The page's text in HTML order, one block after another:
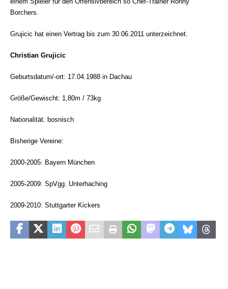
Borchers.
Grujicic hat einen Vertrag bis zum 30.06.2011 unterzeichnet.
Christian Grujicic
Geburtsdatum/-ort: 17.04.1988 in Dachau
Größe/Gewischt: 1,80m / 73kg
Nationalität: bosnisch
Bisherige Vereine:
2000-2005: Bayern München
2005-2009: SpVgg. Unterhaching
2009-2010: Stuttgarter Kickers